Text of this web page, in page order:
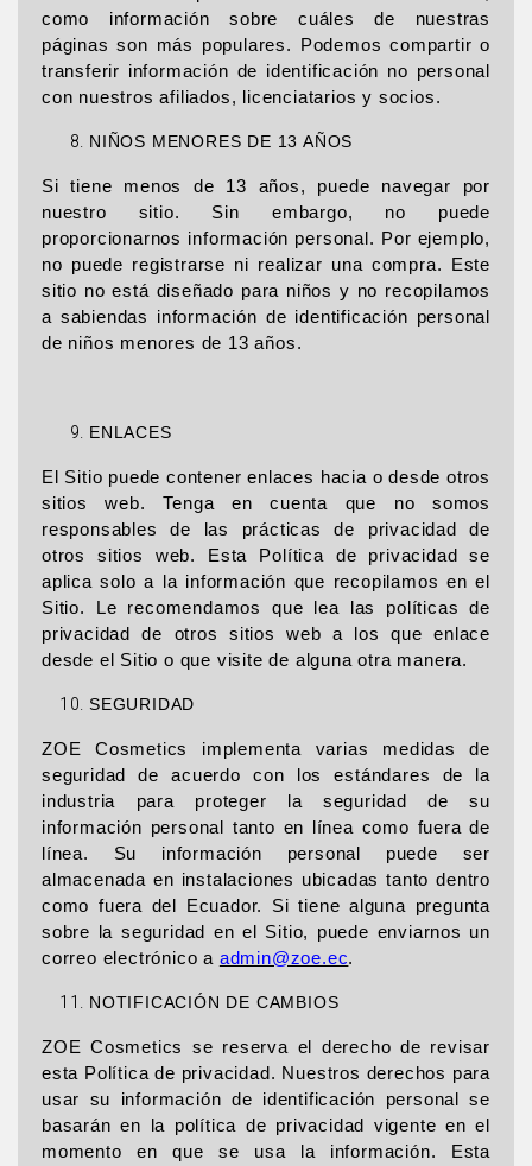
como información sobre cuáles de nuestras
páginas son más populares. Podemos compartir o
transferir información de identificación no personal
con nuestros afiliados, licenciatarios y socios.
NIÑOS MENORES DE 13 AÑOS
Si tiene menos de 13 años, puede navegar por
nuestro sitio. Sin embargo, no puede
proporcionarnos información personal. Por ejemplo,
no puede registrarse ni realizar una compra. Este
sitio no está diseñado para niños y no recopilamos
a sabiendas información de identificación personal
de niños menores de 13 años.
ENLACES
El Sitio puede contener enlaces hacia o desde otros
sitios web. Tenga en cuenta que no somos
responsables de las prácticas de privacidad de
otros sitios web. Esta Política de privacidad se
aplica solo a la información que recopilamos en el
Sitio. Le recomendamos que lea las políticas de
privacidad de otros sitios web a los que enlace
desde el Sitio o que visite de alguna otra manera.
SEGURIDAD
ZOE Cosmetics implementa varias medidas de
seguridad de acuerdo con los estándares de la
industria para proteger la seguridad de su
información personal tanto en línea como fuera de
línea. Su información personal puede ser
almacenada en instalaciones ubicadas tanto dentro
como fuera del Ecuador. Si tiene alguna pregunta
sobre la seguridad en el Sitio, puede enviarnos un
correo electrónico a admin@zoe.ec.
NOTIFICACIÓN DE CAMBIOS
ZOE Cosmetics se reserva el derecho de revisar
esta Política de privacidad. Nuestros derechos para
usar su información de identificación personal se
basarán en la política de privacidad vigente en el
momento en que se usa la información. Esta